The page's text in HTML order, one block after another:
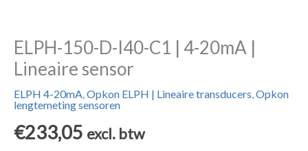
ELPH-150-D-I40-C1 | 4-20mA |
Lineaire sensor
ELPH 4-20mA,Opkon ELPH | Lineaire transducers,Opkon
lengtemeting sensoren
€233,05 excl. btw